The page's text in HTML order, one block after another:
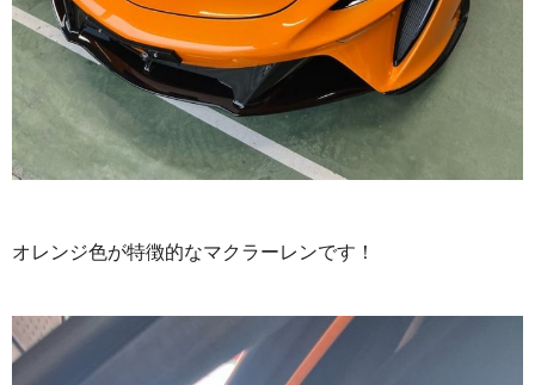
オレンジ色が特徴的なマクラーレンです！